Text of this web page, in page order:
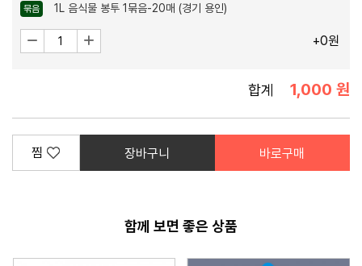
묶음 1L 음식물 봉투 1묶음-20매 (경기 용인)
수
량 소
가
+0원
합계 1,000 원
찜 장바구니 바로구매
함께 보면 좋은 상품